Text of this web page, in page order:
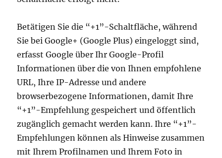
Betätigen Sie die “+1”-Schaltfläche, während
Sie bei Google+ (Google Plus) eingeloggt sind,
erfasst Google über Ihr Google-Profil
Informationen über die von Ihnen empfohlene
URL, Ihre IP-Adresse und andere
browserbezogene Informationen, damit Ihre
“+1”-Empfehlung gespeichert und öffentlich
zugänglich gemacht werden kann. Ihre “+1”-
Empfehlungen können als Hinweise zusammen
mit Ihrem Profilnamen und Ihrem Foto in